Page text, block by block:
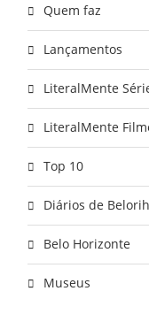
Quem faz
Lançamentos
LiteralMente
LiteralMente
Top 10
Diários de
Belo Horizonte
Museus